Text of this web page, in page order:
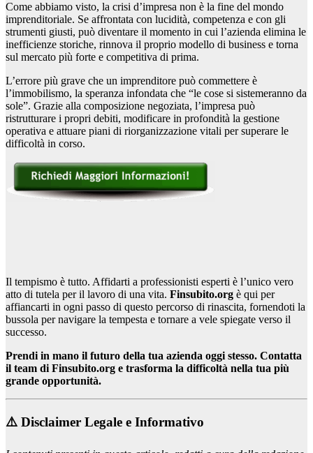
Come abbiamo visto, la crisi d’impresa non è la fine del mondo
imprenditoriale. Se affrontata con lucidità, competenza e con gli
strumenti giusti, può diventare il momento in cui l’azienda elimina le
inefficienze storiche, rinnova il proprio modello di business e torna
sul mercato più forte e competitiva di prima.
L’errore più grave che un imprenditore può commettere è
l’immobilismo, la speranza infondata che “le cose si sistemeranno da
sole”. Grazie alla composizione negoziata, l’impresa può
ristrutturare i propri debiti, modificare in profondità la gestione
operativa e attuare piani di riorganizzazione vitali per superare le
difficoltà in corso.
Il tempismo è tutto. Affidarti a professionisti esperti è l’unico vero
atto di tutela per il lavoro di una vita. Finsubito.org è qui per
affiancarti in ogni passo di questo percorso di rinascita, fornendoti la
bussola per navigare la tempesta e tornare a vele spiegate verso il
successo.
Prendi in mano il futuro della tua azienda oggi stesso. Contatta
il team di Finsubito.org e trasforma la difficoltà nella tua più
grande opportunità.
⚠️ Disclaimer Legale e Informativo